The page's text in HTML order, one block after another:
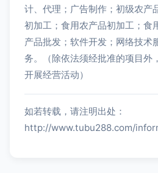
计、代理；广告制作；初级农产
初加工；食用农产品初加工；食
产品批发；软件开发；网络技术
务。（除依法须经批准的项目外
开展经营活动）
如若转载，请注明出处：
http://www.tubu288.com/